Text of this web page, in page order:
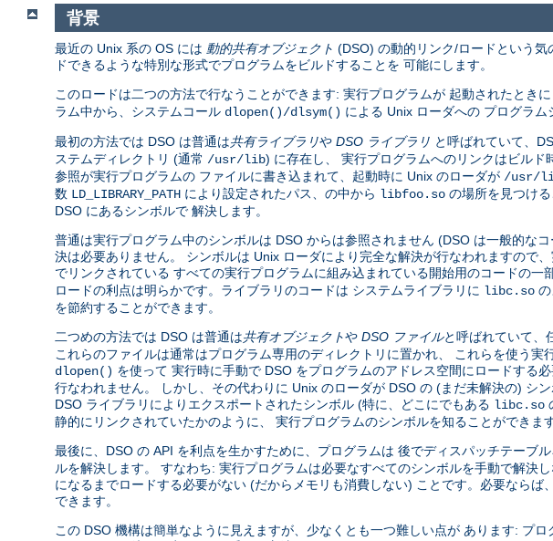
背景
最近の Unix 系の OS には 動的共有オブジェクト (DSO) の動的リンク/ロードという
ドできるような特別な形式でプログラムをビルドすることを 可能にします。
このロードは二つの方法で行なうことができます: 実行プログラムが 起動されたときに
ラム中から、システムコール dlopen()/dlsym() による Unix ローダへの プログラム
最初の方法では DSO は普通は共有ライブラリや DSO ライブラリ と呼ばれていて、
ステムディレクトリ (通常 /usr/lib) に存在し、 実行プログラムへのリンクはビルド
参照が実行プログラムの ファイルに書き込まれて、起動時に Unix のローダが /usr/
数 LD_LIBRARY_PATH により設定されたパス、の中から libfoo.so の場所を見つけ
DSO にあるシンボルで 解決します。
普通は実行プログラム中のシンボルは DSO からは参照されません (DSO は一般的な
決は必要ありません。 シンボルは Unix ローダにより完全な解決が行なわれますので
でリンクされている すべての実行プログラムに組み込まれている開始用のコードの一
ロードの利点は明らかです。ライブラリのコードは システムライブラリに libc.so
を節約することができます。
二つめの方法では DSO は普通は共有オブジェクトや DSO ファイルと呼ばれていて、
これらのファイルは通常はプログラム専用のディレクトリに置かれ、 これらを使う
dlopen() を使って 実行時に手動で DSO をプログラムのアドレス空間にロードする
行なわれません。 しかし、その代わりに Unix のローダが DSO の (まだ未解決の) シ
DSO ライブラリによりエクスポートされたシンボル (特に、どこにでもある libc.so
静的にリンクされていたかのように、 実行プログラムのシンボルを知ることができます
最後に、DSO の API を利点を生かすために、プログラムは 後でディスパッチテーブル
ルを解決します。 すなわち: 実行プログラムは必要なすべてのシンボルを手動で解決
になるまでロードする必要がない (だからメモリも消費しない) ことです。必要なら
できます。
この DSO 機構は簡単なように見えますが、少なくとも一つ難しい点が あります: プ